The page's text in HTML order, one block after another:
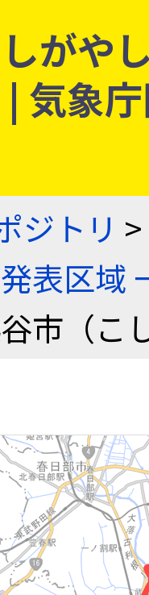
がや
気象
ジトリ >
発表区域
市（こ